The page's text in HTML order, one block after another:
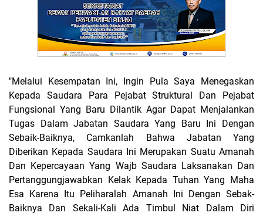
"Melalui Kesempatan Ini, Ingin Pula Saya Menegaskan
Kepada Saudara Para Pejabat Struktural Dan Pejabat
Fungsional Yang Baru Dilantik Agar Dapat Menjalankan
Tugas Dalam Jabatan Saudara Yang Baru Ini Dengan
Sebaik-Baiknya, Camkanlah Bahwa Jabatan Yang
Diberikan Kepada Saudara Ini Merupakan Suatu Amanah
Dan Kepercayaan Yang Wajb Saudara Laksanakan Dan
Pertanggungjawabkan Kelak Kepada Tuhan Yang Maha
Esa Karena Itu Peliharalah Amanah Ini Dengan Sebak-
Baiknya Dan Sekali-Kali Ada Timbul Niat Dalam Diri